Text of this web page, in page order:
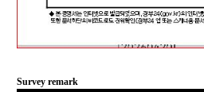
Survey remark